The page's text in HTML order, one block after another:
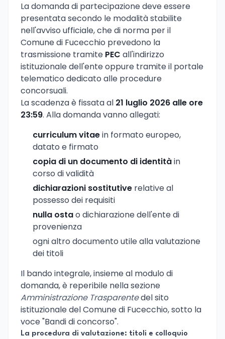
La domanda di partecipazione deve essere
presentata secondo le modalità stabilite
nell'avviso ufficiale, che di norma per il
Comune di Fucecchio prevedono la
trasmissione tramite PEC all'indirizzo
istituzionale dell'ente oppure tramite il portale
telematico dedicato alle procedure
concorsuali.
La scadenza è fissata al 21 luglio 2026 alle ore
23:59. Alla domanda vanno allegati:
curriculum vitaein formato europeo,
datato e firmato
copia di un documento di identitàin
corso di validità
dichiarazioni sostitutive relative al
possesso dei requisiti
nulla ostao dichiarazione dell'ente di
provenienza
ogni altro documento utile alla valutazione
dei titoli
Il bando integrale, insieme al modulo di
domanda, è reperibile nella sezione
Amministrazione Trasparentedel sito
istituzionale del Comune di Fucecchio, sotto la
voce "Bandi di concorso".
La procedura di valutazione: titoli e colloquio